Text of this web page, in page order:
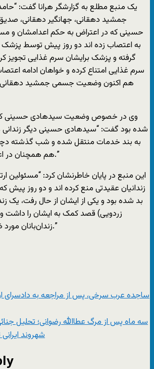
یک منبع مطلع به گزارشگر هرانا گفت:
جمشید دهقانی، جهانگیر دهقانی،
حسینی که در اعتراض به حکم اعدامشان و
به اعتصاب زده اند دو روز پیش توسط پزشک
گرفته و پزشک برایشان سرم غذایی تجویز
سرم غذایی امتناع کرده و خواهان ادامه
هم اکنون وضعیت جسمی جمشید دهقانی
وی در خصوص وضعیت سیدهادی حسینی که
شده بود گفت: “سیدهادی حسینی دیگر
به بند خدمات منتقل شده و شب گذشته
هم همچنان در اعتصاب غذا بسر میبرد.”
این منبع در پایان خاطرنشان کرد: “مسئولین
زندانیان عقیدتی منع کرده اند و دو روز پیش
بد شده بود و یکی از ایشان از حال رفت، یک
زردویی) قصد کمک به ایشان را
زندان‌بانان مورد ضرب و شتم قرار گرفت.”
ساجده عرب سرخی، پس از مراجعه به دادسرای
سه ماه پس از مرگ عطاالله رضوانی؛ تحلیل
شهروند